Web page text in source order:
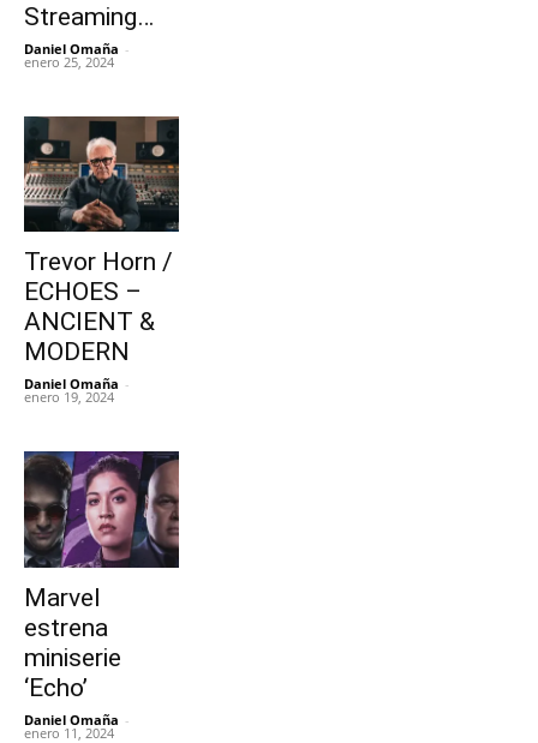
Streaming…
Daniel Omaña -
enero 25, 2024
Trevor Horn /
ECHOES –
ANCIENT &
MODERN
Daniel Omaña -
enero 19, 2024
Marvel
estrena
miniserie
‘Echo’
Daniel Omaña -
enero 11, 2024